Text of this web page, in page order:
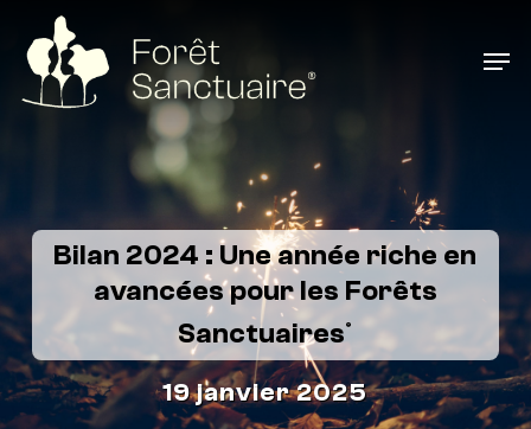
main
content
Bilan 2024 : Une année riche en
avancées pour les Forêts
Sanctuaires®
19 janvier 2025